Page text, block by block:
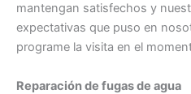
mantengan satisfechos y
expectativas que puso en
programe la visita en el
Reparación de fugas de agua